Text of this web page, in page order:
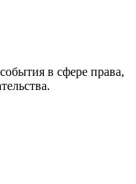
в сфере права,